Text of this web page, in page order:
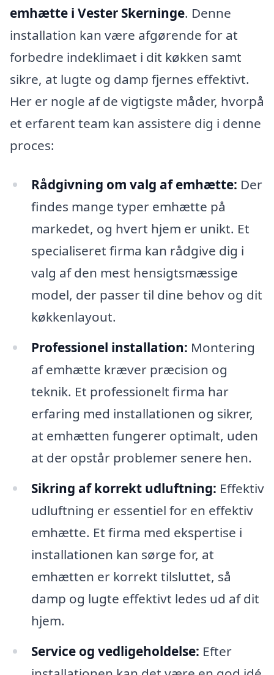
emhætte i Vester Skerninge. Denne
installation kan være afgørende for at
forbedre indeklimaet i dit køkken samt
sikre, at lugte og damp fjernes effektivt.
Her er nogle af de vigtigste måder, hvorpå
et erfarent team kan assistere dig i denne
proces:
Rådgivning om valg af emhætte: Der
findes mange typer emhætte på
markedet, og hvert hjem er unikt. Et
specialiseret firma kan rådgive dig i
valg af den mest hensigtsmæssige
model, der passer til dine behov og dit
køkkenlayout.
Professionel installation: Montering
af emhætte kræver præcision og
teknik. Et professionelt firma har
erfaring med installationen og sikrer,
at emhætten fungerer optimalt, uden
at der opstår problemer senere hen.
Sikring af korrekt udluftning: Effektiv
udluftning er essentiel for en effektiv
emhætte. Et firma med ekspertise i
installationen kan sørge for, at
emhætten er korrekt tilsluttet, så
damp og lugte effektivt ledes ud af dit
hjem.
Service og vedligeholdelse: Efter